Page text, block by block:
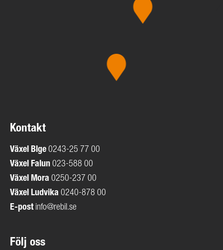
Kontakt
Växel Blge 0243-25 77 00
Växel Falun 023-588 00
Växel Mora 0250-237 00
Växel Ludvika 0240-878 00
E-post info@rebil.se
Följ oss